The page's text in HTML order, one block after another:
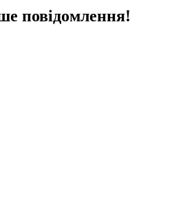
повідомлення!